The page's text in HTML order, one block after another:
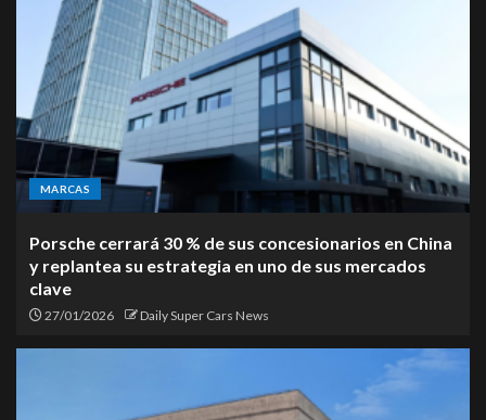
MARCAS
Porsche cerrará 30 % de sus concesionarios en China
y replantea su estrategia en uno de sus mercados
clave
27/01/2026 Daily Super Cars News